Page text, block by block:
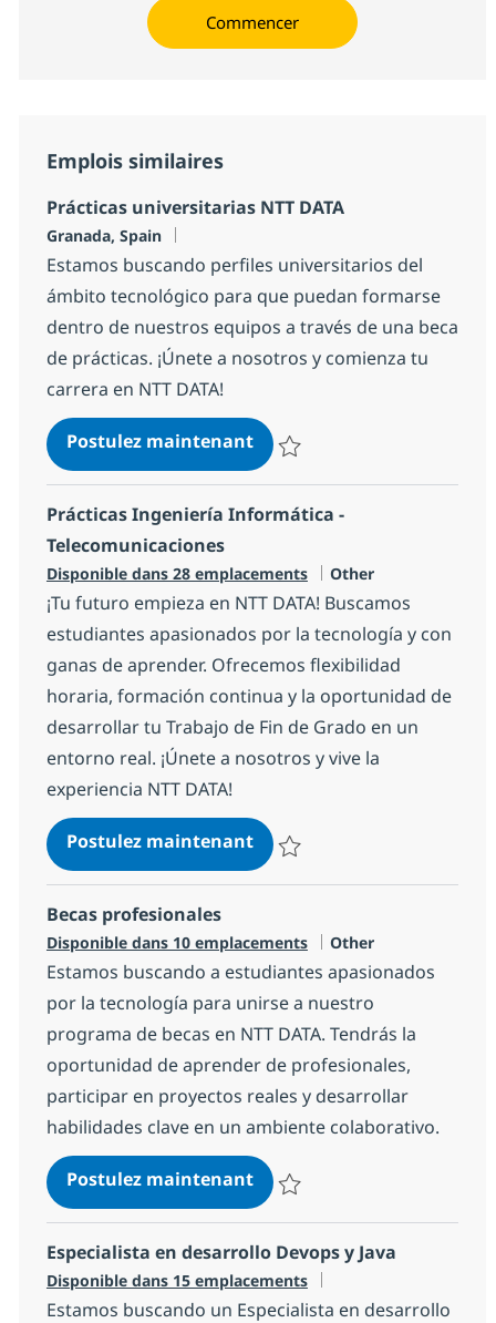
Commencer
Emplois similaires
Prácticas universitarias NTT DATA
Localisation
Granada, Spain
Estamos buscando perfiles universitarios del
ámbito tecnológico para que puedan formarse
dentro de nuestros equipos a través de una beca
de prácticas. ¡Únete a nosotros y comienza tu
carrera en NTT DATA!
Postulez maintenantPrácticas universitarias
Prácticas Ingeniería Informática -
Telecomunicaciones
Disponible dans 28 emplacements Catégorie
Other
¡Tu futuro empieza en NTT DATA! Buscamos
estudiantes apasionados por la tecnología y con
ganas de aprender. Ofrecemos flexibilidad
horaria, formación continua y la oportunidad de
desarrollar tu Trabajo de Fin de Grado en un
entorno real. ¡Únete a nosotros y vive la
experiencia NTT DATA!
Postulez maintenantPrácticas Ingeniería
Becas profesionales
Disponible dans 10 emplacements Catégorie
Other
Estamos buscando a estudiantes apasionados
por la tecnología para unirse a nuestro
programa de becas en NTT DATA. Tendrás la
oportunidad de aprender de profesionales,
participar en proyectos reales y desarrollar
habilidades clave en un ambiente colaborativo.
Postulez maintenantBecas profesionales
Especialista en desarrollo Devops y Java
Disponible dans 15 emplacements
Estamos buscando un Especialista en desarrollo